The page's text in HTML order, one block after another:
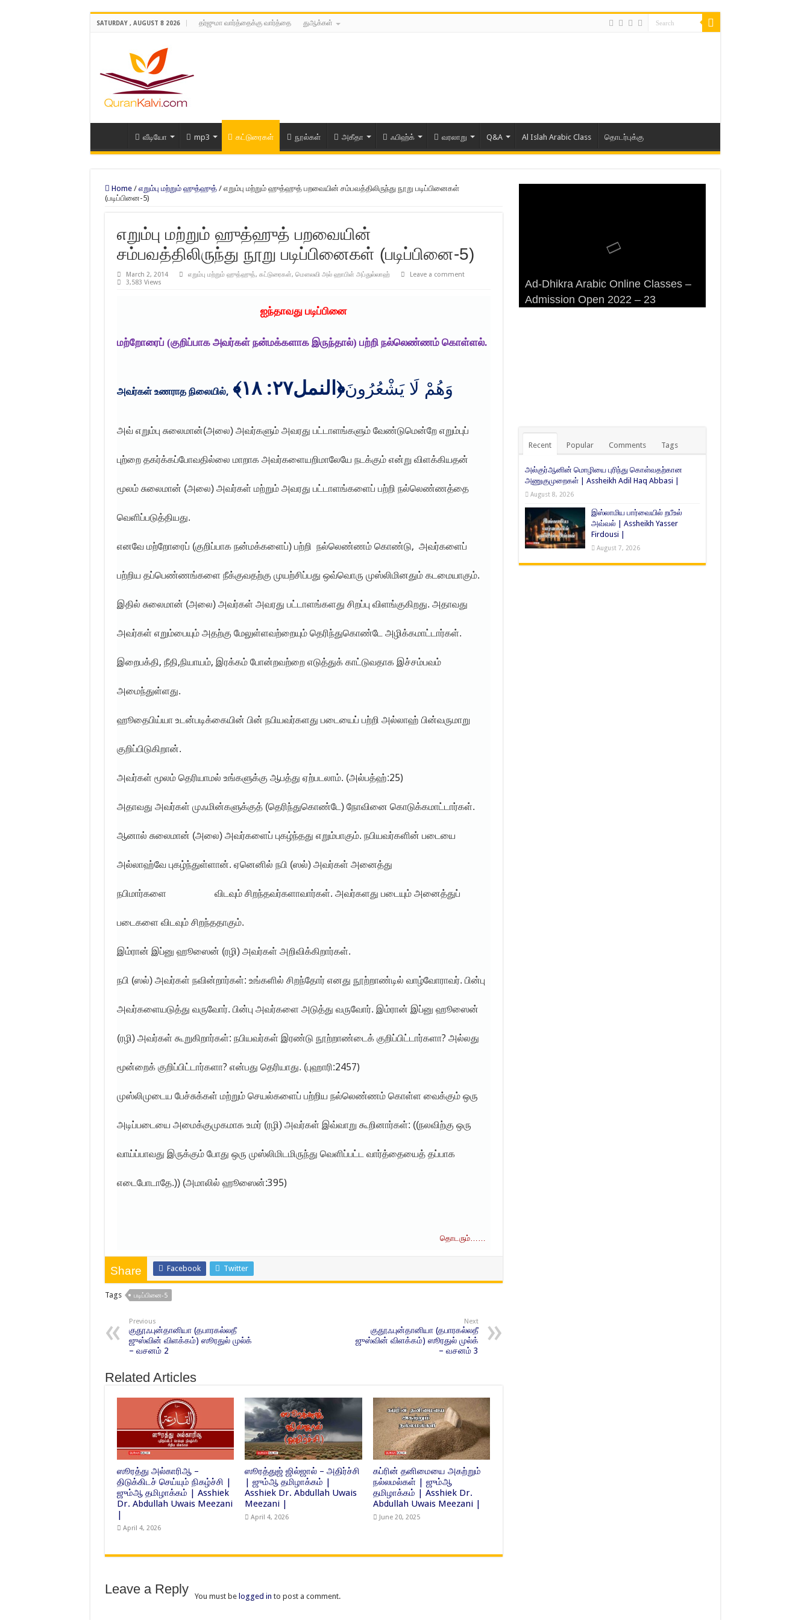
SATURDAY , AUGUST 8 2026 தர்ஜுமா வார்த்தைக்கு வார்த்தை துஆக்கள்
வீடியோ mp3 கட்டுரைகள் நூல்கள் அகீதா ஃபிஹ்க் வரலாறு Q&A Al Islah Arabic Class தொடர்புக்கு
Home / எறும்பு மற்றும் ஹுத்ஹுத் / எறும்பு மற்றும் ஹுத்ஹுத் பறவையின் சம்பவத்திலிருந்து நூறு படிப்பினைகள்
(படிப்பினை-5)
எறும்பு மற்றும் ஹுத்ஹுத் பறவையின்
சம்பவத்திலிருந்து நூறு படிப்பினைகள் (படிப்பினை-5)
March 2, 2014 எறும்பு மற்றும் ஹுத்ஹுத், கட்டுரைகள், மௌலவி அல் ஹாபிள் அப்துல்லாஹ்
Leave a comment
3,583 Views
ஐந்தாவது படிப்பினை
மற்றோரைப் (குறிப்பாக அவர்கள் நன்மக்களாக இருந்தால்) பற்றி நல்லெண்ணம் கொள்ளல்.
அவர்கள் உணராத நிலையில், ﴿النمل٢٧: ١٨﴾وَهُمْ لَا يَشْعُرُونَ
அவ் எறும்பு சுலைமான்(அலை) அவர்களும் அவரது பட்டாளங்களும் வேண்டுமென்றே எறும்புப்
புற்றை தகர்க்கப்போவதில்லை மாறாக அவர்களையறிமாலேயே நடக்கும் என்று விளக்கியதன்
மூலம் சுலைமான் (அலை) அவர்கள் மற்றும் அவரது பட்டாளங்களைப் பற்றி நல்லெண்ணத்தை
வெளிப்படுத்தியது.
எனவே மற்றோரைப் (குறிப்பாக நன்மக்களைப்) பற்றி நல்லெண்ணம் கொண்டு, அவர்களைப்
பற்றிய தப்பெண்ணங்களை நீக்குவதற்கு முயற்சிப்பது ஒவ்வொரு முஸ்லிமினதும் கடமையாகும்.
இதில் சுலைமான் (அலை) அவர்கள் அவரது பட்டாளங்களது சிறப்பு விளங்குகிறது. அதாவது
அவர்கள் எறும்பையும் அதற்கு மேலுள்ளவற்றையும் தெரிந்துகொண்டே அழிக்கமாட்டார்கள்.
இறைபக்தி, நீதி,நியாயம், இரக்கம் போன்றவற்றை எடுத்துக் காட்டுவதாக இச்சம்பவம்
அமைந்துள்ளது.
ஹூதைபிய்யா உடன்படிக்கையின் பின் நபியவர்களது படையைப் பற்றி அல்லாஹ் பின்வருமாறு
குறிப்பிடுகிறான்.
அவர்கள் மூலம் தெரியாமல் உங்களுக்கு ஆபத்து ஏற்படலாம். (அல்பத்ஹ்:25)
அதாவது அவர்கள் முஃமின்களுக்குத் (தெரிந்துகொண்டே) நோவினை கொடுக்கமாட்டார்கள்.
ஆனால் சுலைமான் (அலை) அவர்களைப் புகழ்ந்தது எறும்பாகும். நபியவர்களின் படையை
அல்லாஹ்வே புகழ்ந்துள்ளான். ஏனெனில் நபி (ஸல்) அவர்கள் அனைத்து
நபிமார்களை விடவும் சிறந்தவர்களாவார்கள். அவர்களது படையும் அனைத்துப்
படைகளை விடவும் சிறந்ததாகும்.
இம்ரான் இப்னு ஹூஸைன் (ரழி) அவர்கள் அறிவிக்கிறார்கள்.
நபி (ஸல்) அவர்கள் நவின்றார்கள்: உங்களில் சிறந்தோர் எனது நூற்றாண்டில் வாழ்வோராவர். பின்பு
அவர்களையடுத்து வருவோர். பின்பு அவர்களை அடுத்து வருவோர். இம்ரான் இப்னு ஹூஸைன்
(ரழி) அவர்கள் கூறுகிறார்கள்: நபியவர்கள் இரண்டு நூற்றாண்டைக் குறிப்பிட்டார்களா? அல்லது
மூன்றைக் குறிப்பிட்டார்களா? என்பது தெரியாது. (புஹாரி:2457)
முஸ்லிமுடைய பேச்சுக்கள் மற்றும் செயல்களைப் பற்றிய நல்லெண்ணம் கொள்ள வைக்கும் ஒரு
அடிப்படையை அமைக்குமுகமாக உமர் (ரழி) அவர்கள் இவ்வாறு கூறினார்கள்: ((நலவிற்கு ஒரு
வாய்ப்பாவது இருக்கும் போது ஒரு முஸ்லிமிடமிருந்து வெளிப்பட்ட வார்த்தையைத் தப்பாக
எடைபோடாதே.)) (அமாலில் ஹூஸைன்:395)
தொடரும்……
Share Facebook Twitter
Tags படிப்பினை-5
Previous
குதூஃபுன்தானியா (தபாரகல்லதீ
ஜுஸ்வின் விளக்கம்) ஸூரதுல் முல்க்
– வசனம் 2
Next
குதூஃபுன்தானியா (தபாரகல்லதீ
ஜுஸ்வின் விளக்கம்) ஸூரதுல் முல்க்
– வசனம் 3
Related Articles
ஸூரத்து அல்காரிஆ –
திடுக்கிடச் செய்யும் நிகழ்ச்சி |
ஜும்ஆ தமிழாக்கம் | Asshiek
Dr. Abdullah Uwais Meezani
April 4, 2026
ஸூரத்துஜ் ஜில்ஜால் – அதிர்ச்சி
| ஜும்ஆ தமிழாக்கம் |
Asshiek Dr. Abdullah Uwais
Meezani |
April 4, 2026
கப்ரின் தனிமையை அகற்றும்
நல்லமல்கள் | ஜும்ஆ
தமிழாக்கம் | Asshiek Dr.
Abdullah Uwais Meezani |
June 20, 2025
Leave a Reply You must be logged in to post a comment.
Ad-Dhikra Arabic Online Classes –
Admission Open 2022 – 23
Ad-Dhikra Arabic Online Classes –
BA Arabic
AD DHIKRA ARABIC COLLEGE
ADMISSION
Hajiri Masjid (Kuwait Masjid), Malaz,
Riyadh
Recent Popular Comments Tags
அல்குர்ஆனின் மொழியை புரிந்து கொள்வதற்கான
அணுகுமுறைகள் | Assheikh Adil Haq Abbasi |
August 8, 2026
இஸ்லாமிய பார்வையில் றபீஉல்
அவ்வல் | Assheikh Yasser
Firdousi |
August 7, 2026